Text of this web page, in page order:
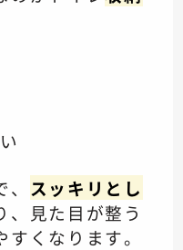
スッキリとし
、見た目が整う
くなります。